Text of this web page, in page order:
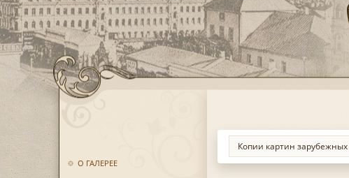
О ГАЛЕРЕЕ